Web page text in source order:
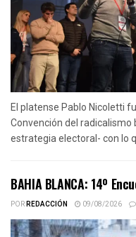
El platense Pablo Nicoletti
Convención del
estrategia electoral- con lo
BAHIA BLANCA: 14º
PORREDACCIÓN 09/08/2026